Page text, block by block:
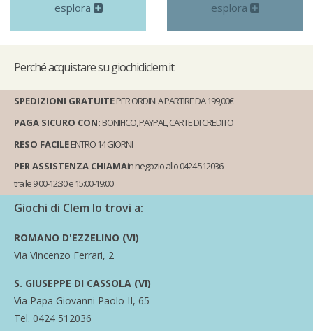
esplora esplora
Perchéacquistare su giochidiclem.it
SPEDIZIONI GRATUITEPER ORDINI A PARTIRE DA 199,00€
PAGA SICURO CON: BONIFICO, PAYPAL, CARTE DI CREDITO
RESO FACILEENTRO 14 GIORNI
PER ASSISTENZA CHIAMAin negozio allo 0424 512036
tra le 9:00-12:30 e 15:00-19:00
Giochi di Clem lo trovi a:
ROMANO D'EZZELINO (VI)
Via Vincenzo Ferrari, 2
S. GIUSEPPE DI CASSOLA (VI)
Via Papa Giovanni Paolo II, 65
Tel. 0424 512036